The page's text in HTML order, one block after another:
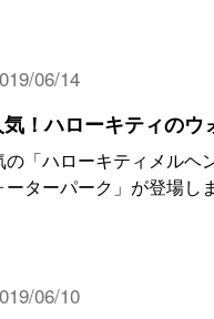
06/14
！ハローキティのウ
「ハローキティメルヘ
ーターパーク」が登場し
06/10